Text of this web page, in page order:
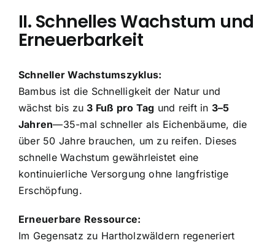
II. Schnelles Wachstum und
Erneuerbarkeit
Schneller Wachstumszyklus:
Bambus ist die Schnelligkeit der Natur und
wächst bis zu3 Fuß pro Tag und reift in 3–5
Jahren—35-mal schneller als Eichenbäume, die
über 50 Jahre brauchen, um zu reifen. Dieses
schnelle Wachstum gewährleistet eine
kontinuierliche Versorgung ohne langfristige
Erschöpfung.
Erneuerbare Ressource:
Im Gegensatz zu Hartholzwäldern regeneriert